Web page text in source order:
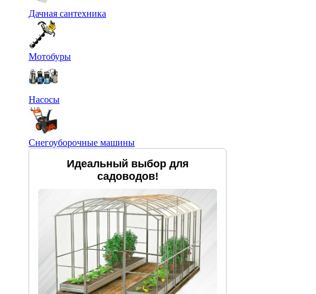
Дачная сантехника
Мотобуры
Насосы
Снегоуборочные машины
Идеальный выбор для
садоводов!